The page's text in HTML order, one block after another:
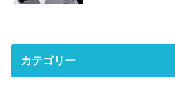
カテゴリー